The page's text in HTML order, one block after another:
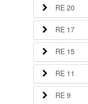
RE 20
RE 17
RE 15
RE 11
RE 9